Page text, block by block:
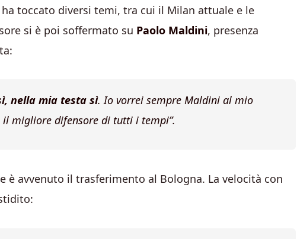
ha toccato diversi temi, tra cui il Milan attuale e le
si è poi soffermato su Paolo Maldini, presenza
nella mia testa sì.Io vorrei sempre Maldini al mio
migliore difensore di tutti i tempi”.
è avvenuto il trasferimento al Bologna. La velocità con